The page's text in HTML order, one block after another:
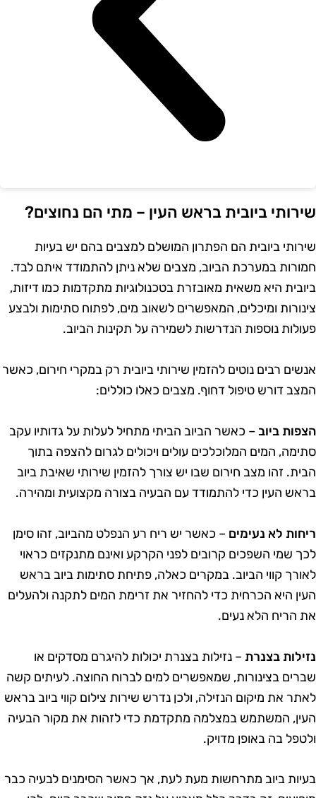
ביובית בראש העין – מתי הם נחוצים?
ביובית הם הפתרון המושלם למצבים בהם יש בעיות
במערכת הביוב, מצבים שלא ניתן להתמודד איתם לבד.
היא משאית מאובזרת בטכנולוגיות מתקדמות כמו דיזות,
ומיכלים, המאפשרים לשאוב מים, לפתוח סתימות ולבצע
נוספות הנדרשות לשמירה על תקינות הביוב.
רבים נוטים להזמין שירותי ביובית רק במקרי חירום, כאשר
דורש טיפול דחוף. מצבים כאלו כוללים:
ביוב– כאשר הביוב הביתי מתחיל לעלות על גדותיו עקב
המים המלוכלכים עולים ויכולים לגרום להצפה בתוך
זהו מצב חירום שבו יש צורך להזמין שירותי שאיבת ביוב
העין כדי להתמודד עם הבעיה בצורה מקצועית ומהירה.
לא נעימים– כאשר יש ריח רע הנפלט מהביוב, זהו סימן
שמי השפכים קרובים לפני הקרקע ואינם מתנקזים כראוי
קווי הביוב. במקרים כאלה, פתיחת סתימות ביוב בראש
היא הכרחית כדי להחזיר את זרימת המים לתקנה ולהעלים
הריח הלא נעים.
בצנרת– נזילות בצנרת יכולות להיגרם מסדקים או
בצינורות, שמאפשרים למים לברוח החוצה. לעיתים קשה
את מיקום הנזילה, ולכן נדרש שירות צילום קווי ביוב בראש
המשתמש במצלמה מתקדמת כדי לזהות את מקור הבעיה
בה באופן מדויק.
ביוב מתרחשות מעת לעת, אך כאשר הסימנים לבעיה כבר